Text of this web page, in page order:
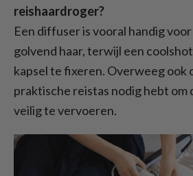
reishaardroger?
Een diffuser is vooral handig
golvend haar, terwijl een
kapsel te fixeren. Overweeg ook
praktische reistas nodig hebt om
veilig te vervoeren.